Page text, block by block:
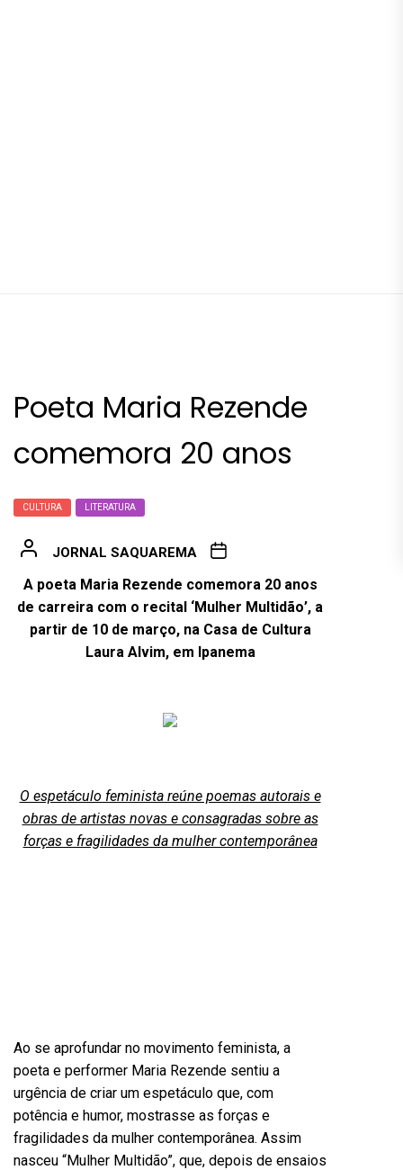
Poeta Maria Rezende
comemora 20 anos
CULTURA LITERATURA
JORNAL SAQUAREMA
A poeta Maria Rezende comemora 20 anos
de carreira com o recital ‘Mulher Multidão’, a
partir de 10 de março, na Casa de Cultura
Laura Alvim, em Ipanema
O espetáculo feminista reúne poemas autorais e
obras de artistas novas e consagradas sobre as
forças e fragilidades da mulher contemporânea
Ao se aprofundar no movimento feminista, a
poeta e performer Maria Rezende sentiu a
urgência de criar um espetáculo que, com
potência e humor, mostrasse as forças e
fragilidades da mulher contemporânea. Assim
nasceu “Mulher Multidão”, que, depois de ensaios